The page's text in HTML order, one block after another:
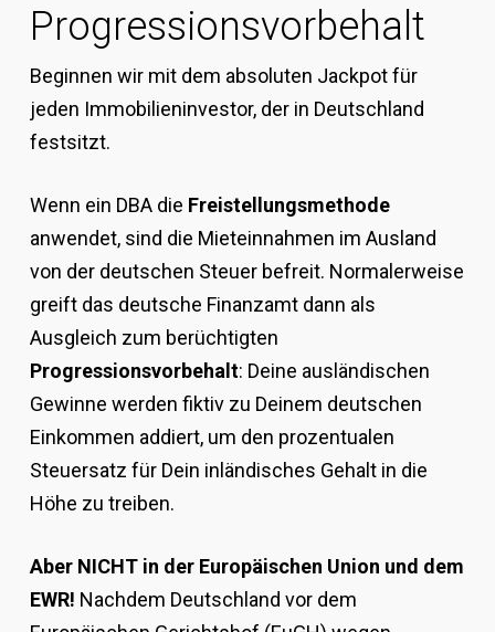
Progressionsvorbehalt
Beginnen wir mit dem absoluten Jackpot für
jeden Immobilieninvestor, der in Deutschland
festsitzt.
Wenn ein DBA die Freistellungsmethode
anwendet, sind die Mieteinnahmen im Ausland
von der deutschen Steuer befreit. Normalerweise
greift das deutsche Finanzamt dann als
Ausgleich zum berüchtigten
Progressionsvorbehalt: Deine ausländischen
Gewinne werden fiktiv zu Deinem deutschen
Einkommen addiert, um den prozentualen
Steuersatz für Dein inländisches Gehalt in die
Höhe zu treiben.
Aber NICHT in der Europäischen Union und dem
EWR! Nachdem Deutschland vor dem